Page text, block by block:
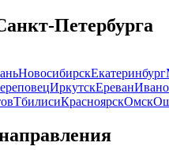
Петербурга
НовосибирскЕкатеринбург
ИркутскЕреван
ТбилисиКрасноярскОмск